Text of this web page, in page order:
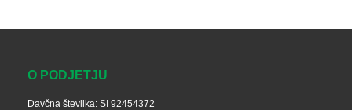
O PODJETJU
Davčna številka: SI 92454372